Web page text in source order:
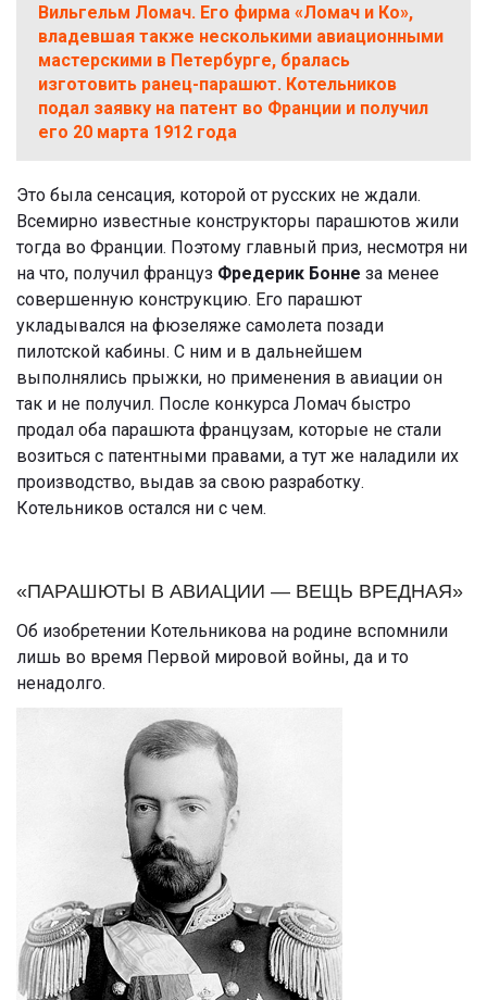
Вильгельм Ломач. Его фирма «Ломач и Ко»,
владевшая также несколькими авиационными
мастерскими в Петербурге, бралась
изготовить ранец-парашют. Котельников
подал заявку на патент во Франции и получил
его 20 марта 1912 года
Это была сенсация, которой от русских не ждали.
Всемирно известные конструкторы парашютов жили
тогда во Франции. Поэтому главный приз, несмотря ни
на что, получил француз Фредерик Бонне за менее
совершенную конструкцию. Его парашют
укладывался на фюзеляже самолета позади
пилотской кабины. С ним и в дальнейшем
выполнялись прыжки, но применения в авиации он
так и не получил. После конкурса Ломач быстро
продал оба парашюта французам, которые не стали
возиться с патентными правами, а тут же наладили их
производство, выдав за свою разработку.
Котельников остался ни с чем.
«ПАРАШЮТЫ В АВИАЦИИ — ВЕЩЬ ВРЕДНАЯ»
Об изобретении Котельникова на родине вспомнили
лишь во время Первой мировой войны, да и то
ненадолго.